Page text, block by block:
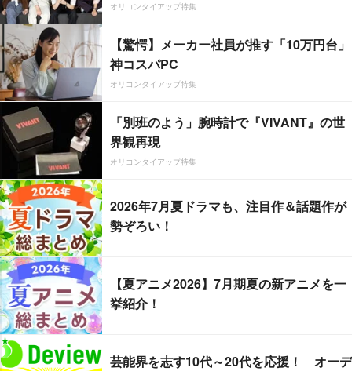
オリコンタイアップ特集
【驚愕】メーカー社員が推す「10万円台」
神コスパPC
オリコンタイアップ特集
「別班のよう」腕時計で『VIVANT』の世
界観再現
オリコンタイアップ特集
2026年7月夏ドラマも、注目作＆話題作が
勢ぞろい！
【夏アニメ2026】7月期夏の新アニメを一
挙紹介！
芸能界を志す10代～20代を応援！ オーデ